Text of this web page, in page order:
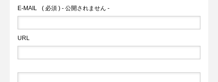
E-MAIL ( 必須 ) - 公開されません -
URL